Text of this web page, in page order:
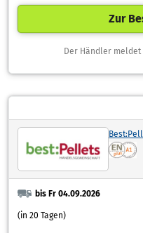
Zur
Der Händler
bis Fr 04.09.2026
(in 20 Tagen)